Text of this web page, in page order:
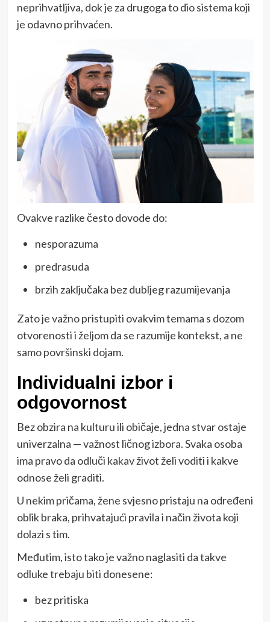
neprihvatljiva, dok je za drugoga to dio sistema koji
je odavno prihvaćen.
Ovakve razlike često dovode do:
nesporazuma
predrasuda
brzih zaključaka bez dubljeg razumijevanja
Zato je važno pristupiti ovakvim temama s dozom
otvorenosti i željom da se razumije kontekst, a ne
samo površinski dojam.
Individualni izbor i
odgovornost
Bez obzira na kulturu ili običaje, jedna stvar ostaje
univerzalna — važnost ličnog izbora. Svaka osoba
ima pravo da odluči kakav život želi voditi i kakve
odnose želi graditi.
U nekim pričama, žene svjesno pristaju na određeni
oblik braka, prihvatajući pravila i način života koji
dolazi s tim.
Međutim, isto tako je važno naglasiti da takve
odluke trebaju biti donesene:
bez pritiska